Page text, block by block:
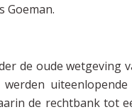
Goeman.
de oude wetgeving
uiteenlopende
de rechtbank tot